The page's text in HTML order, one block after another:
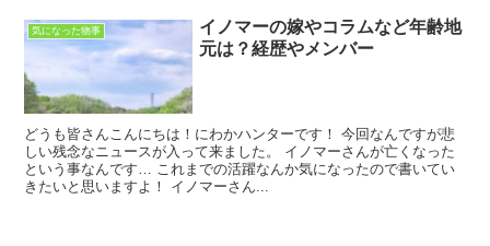
気になった物事
イノマーの嫁やコラムなど年齢地
元は？経歴やメンバー
どうも皆さんこんにちは！にわかハンターです！ 今回なんですが悲
しい残念なニュースが入って来ました。 イノマーさんが亡くなった
という事なんです… これまでの活躍なんか気になったので書いてい
きたいと思いますよ！ イノマーさん...